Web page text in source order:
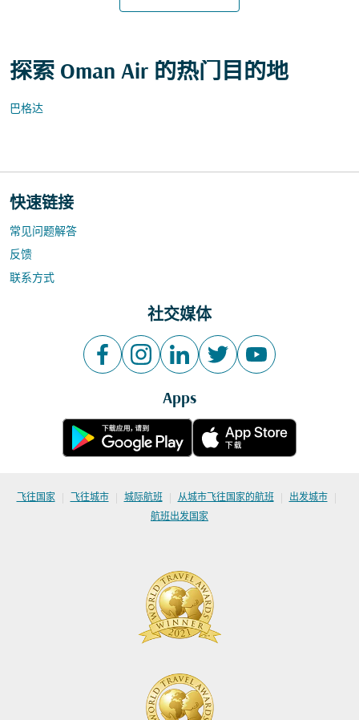
探索 Oman Air 的热门目的地
巴格达
快速链接
常见问题解答
反馈
联系方式
社交媒体
Apps
飞往国家 | 飞往城市 | 城际航班 | 从城市飞往国家的航班 | 出发城市 |
航班出发国家